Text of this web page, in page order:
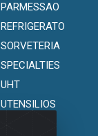
PARMESSAO
REFRIGERATO
SORVETERIA
SPECIALTIES
UHT
UTENSILIOS